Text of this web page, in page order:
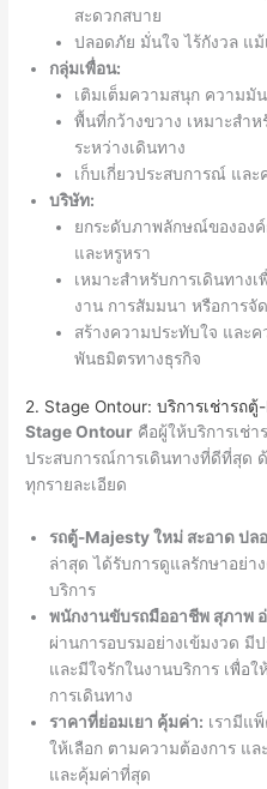
สะดวกสบาย
ปลอดภัย มั่นใจ ไร้กังวล แม้
กลุ่มเพื่อน:
เติมเต็มความสนุก ความมั
พื้นที่กว้างขวาง เหมาะสำ
ระหว่างเดินทาง
เก็บเกี่ยวประสบการณ์ แล
บริษัท:
ยกระดับภาพลักษณ์ขององ
และหรูหรา
เหมาะสำหรับการเดินทาง
งาน การสัมมนา หรือการจั
สร้างความประทับใจ และ
พันธมิตรทางธุรกิจ
2. Stage Ontour: บริการเช่ารถ
Stage Ontour คือผู้ให้บริการเช่
ประสบการณ์การเดินทางที่ดีที่สุด
ทุกรายละเอียด
รถตู้-Majesty ใหม่ สะอาด ปล
ล่าสุด ได้รับการดูแลรักษาอย่า
บริการ
พนักงานขับรถมืออาชีพ สุภาพ
ผ่านการอบรมอย่างเข้มงวด มี
และมีใจรักในงานบริการ เพื่อ
การเดินทาง
ราคาที่ย่อมเยา คุ้มค่า: เรามีแ
ให้เลือก ตามความต้องการ แ
และคุ้มค่าที่สุด